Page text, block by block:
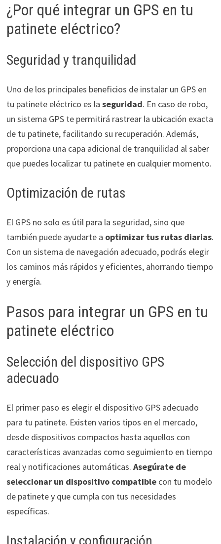
¿Por qué integrar un GPS en tu
patinete eléctrico?
Seguridad y tranquilidad
Uno de los principales beneficios de instalar un GPS en
tu patinete eléctrico es la seguridad. En caso de robo,
un sistema GPS te permitirá rastrear la ubicación exacta
de tu patinete, facilitando su recuperación. Además,
proporciona una capa adicional de tranquilidad al saber
que puedes localizar tu patinete en cualquier momento.
Optimización de rutas
El GPS no solo es útil para la seguridad, sino que
también puede ayudarte a optimizar tus rutas diarias.
Con un sistema de navegación adecuado, podrás elegir
los caminos más rápidos y eficientes, ahorrando tiempo
y energía.
Pasos para integrar un GPS en tu
patinete eléctrico
Selección del dispositivo GPS
adecuado
El primer paso es elegir el dispositivo GPS adecuado
para tu patinete. Existen varios tipos en el mercado,
desde dispositivos compactos hasta aquellos con
características avanzadas como seguimiento en tiempo
real y notificaciones automáticas. Asegúrate de
seleccionar un dispositivo compatiblecon tu modelo
de patinete y que cumpla con tus necesidades
específicas.